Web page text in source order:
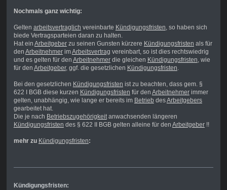
Nochmals ganz wichtig:
Gelten arbeitsvertraglich vereinbarte Kündigungsfristen, so haben sich
biede Vertragsparteien daran zu halten.
Hat ein Arbeitgeberzu seinen Gunsten kürzere Kündigungsfristen als für
den ArbeitnehmerimArbeitsvertrag vereinbart, so ist dies rechtswiedrig
und es gelten für den Arbeitnehmerdie gleichen Kündigungsfristen, wie
für den Arbeitgeber, ggf. die gesetzlichen Kündigungsfristen.
Bei den gesetzlichen Kündigungsfristen ist zu beachten, dass gem. §
622 I BGB diese kurzen Kündigungsfristen für den Arbeitnehmerimmer
gelten, unabhängig, wie lange er bereits im Betrieb desArbeitgebers
gearbeitet hat.
Die je nach Betriebszugehörigkeitanwachsenden längeren
Kündigungsfristen des § 622 II BGB gelten alleine für den Arbeitgeber!!
mehr zu Kündigungsfristen:
Kündigungsfristen: